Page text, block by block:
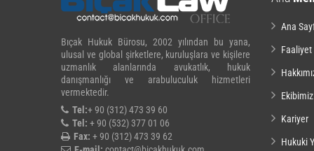
Bıçak Hukuk Bürosu, 2002 yılından bu yana,
ulusal ve global şirketlere, kuruluşlara ve kişilere
uzmanlık alanlarında avukatlık, hukuk
danışmanlığı ve arabuluculuk hizmetleri
vermektedir.
Tel:+ 90 (312) 473 39 60
Tel: + 90 (532) 377 01 06
Fax: + 90 (312) 473 39 62
Ana
Faaliyet
Ekibimiz
Kariyer
Hukuki